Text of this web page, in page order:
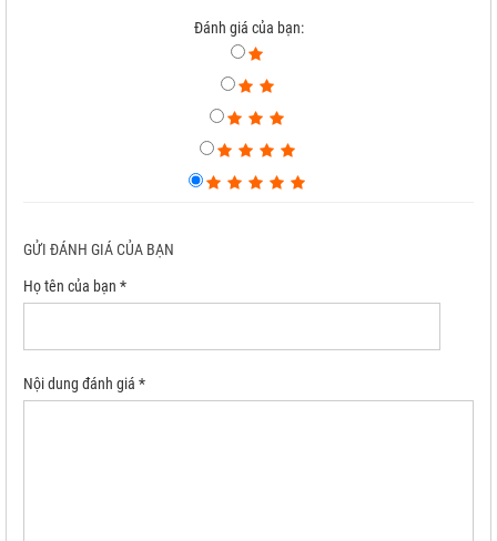
Đánh giá của bạn:
GỬI ĐÁNH GIÁ CỦA BẠN
Họ tên của bạn *
Nội dung đánh giá *